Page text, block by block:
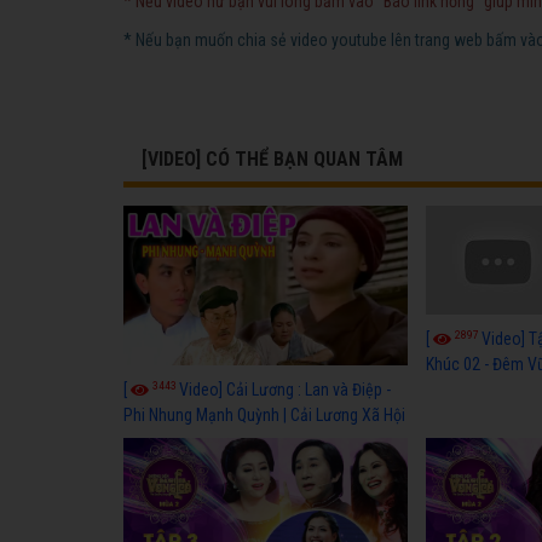
* Nếu bạn muốn chia sẻ video youtube lên trang web bấm
[VIDEO] CÓ THỂ BẠN QUAN TÂM
3443 Video] Cải Lương : Lan và Điệp -
Phi Nhung Mạnh Quỳnh | Cải Lương Xã Hội
Hài Hước Mới Hay
2897 Video]
Khúc 02 - Đêm